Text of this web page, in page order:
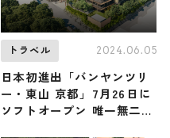
トラベル 2024.06.05
日本初進出「バンヤンツリ
ー・東山 京都」7月26日に
ソフトオープン 唯一無二の